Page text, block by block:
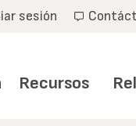
sesión
Recursos